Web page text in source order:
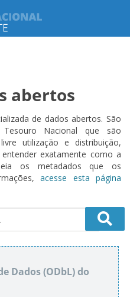
abertos
de dados abertos. São
Nacional que são
utilização e distribuição,
exatamente como a
os metadados que os
acesse esta página
Dados (ODbL) do